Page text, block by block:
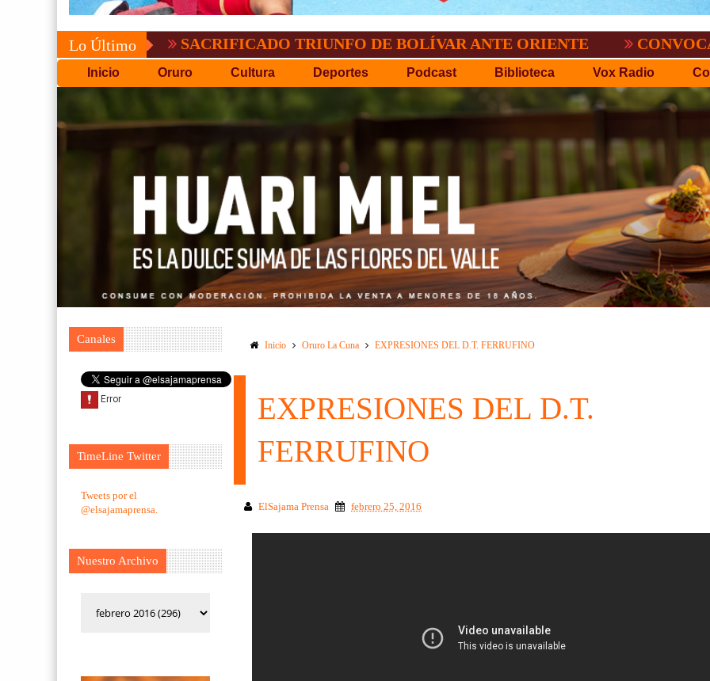
Lo ÚltimoSACRIFICADO TRIUNFO DE BOLÍVAR ANTE ORIENTE CONVOCATORIA
Inicio Oruro Cultura Deportes Podcast Biblioteca Vox Radio
Canales
TimeLine Twitter
Tweets por el
@elsajamaprensa.
Nuestro Archivo
Inicio Oruro La Cuna EXPRESIONES DEL D.T. FERRUFINO
EXPRESIONES DEL D.T.
FERRUFINO
ElSajama Prensa febrero 25, 2016